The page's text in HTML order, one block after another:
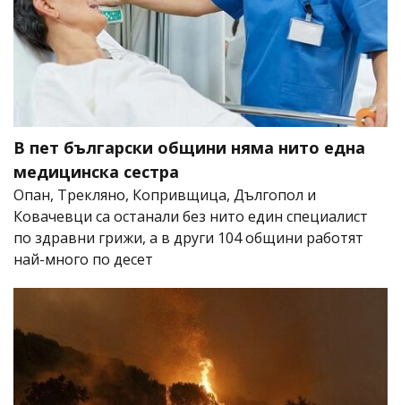
В пет български общини няма нито една
медицинска сестра
Опан, Трекляно, Копривщица, Дългопол и
Ковачевци са останали без нито един специалист
по здравни грижи, а в други 104 общини работят
най-много по десет